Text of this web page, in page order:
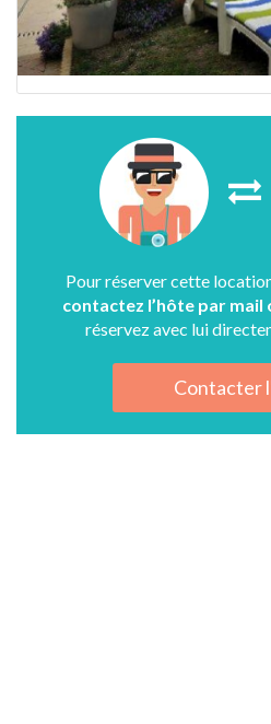
Pour réserver cette
contactez l’hôte par
réservez avec lui
Contacter